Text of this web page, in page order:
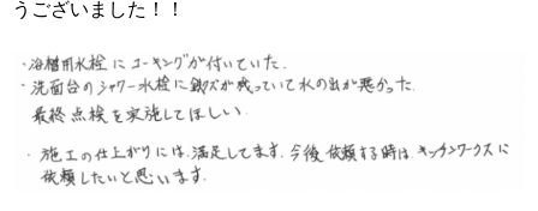
うございました！！